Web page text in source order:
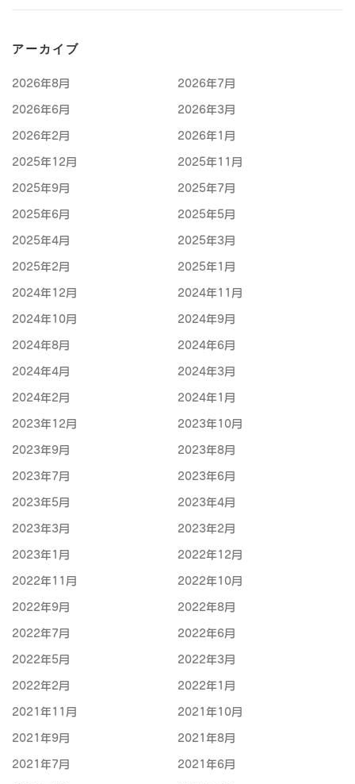
アーカイブ
2026年8月 2026年7月
2026年6月 2026年3月
2026年2月 2026年1月
2025年12月 2025年11月
2025年9月 2025年7月
2025年6月 2025年5月
2025年4月 2025年3月
2025年2月 2025年1月
2024年12月 2024年11月
2024年10月 2024年9月
2024年8月 2024年6月
2024年4月 2024年3月
2024年2月 2024年1月
2023年12月 2023年10月
2023年9月 2023年8月
2023年7月 2023年6月
2023年5月 2023年4月
2023年3月 2023年2月
2023年1月 2022年12月
2022年11月 2022年10月
2022年9月 2022年8月
2022年7月 2022年6月
2022年5月 2022年3月
2022年2月 2022年1月
2021年11月 2021年10月
2021年9月 2021年8月
2021年7月 2021年6月